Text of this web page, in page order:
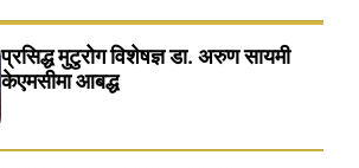
प्रसिद्ध मुटुरोग विशेषज्ञ डा. अरुण सायमी
केएमसीमा आबद्ध